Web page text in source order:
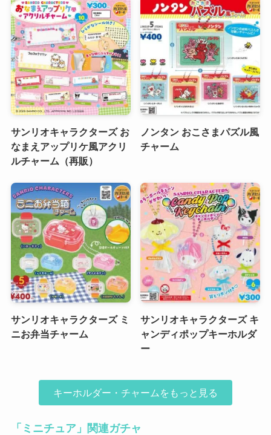
サンリオキャラクターズ お
なまえアップリケ風アクリ
ルチャーム（再販）
ノンタン おこさまパズル風
チャーム
サンリオキャラクターズ ミ
ニお弁当チャーム
サンリオキャラクターズ キ
ャンディポップキーホルダ
ー
キーホルダー・チャームをもっと見る
「ミニチュア」関連ガチャ